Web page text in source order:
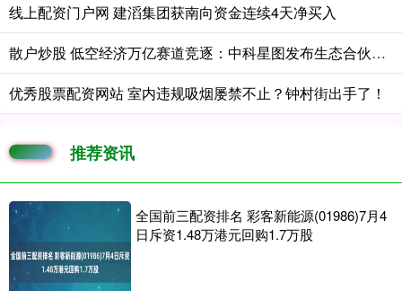
线上配资门户网 建滔集团获南向资金连续4天净买入
散户炒股 低空经济万亿赛道竞逐：中科星图发布生态合伙人战略 构建产业协同新生态
优秀股票配资网站 室内违规吸烟屡禁不止？钟村街出手了！
推荐资讯
全国前三配资排名 彩客新能源(01986)7月4
日斥资1.48万港元回购1.7万股